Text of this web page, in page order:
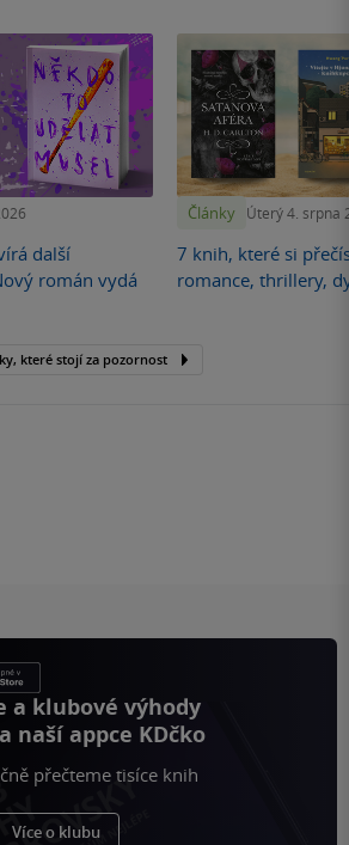
další
román vydá
Články Úterý 4. srpna
7 knih, které si
romance, thrillery,
které stojí za pozornost
a klubové výhody
naší appce KDčko
přečteme tisíce knih
Více o klubu